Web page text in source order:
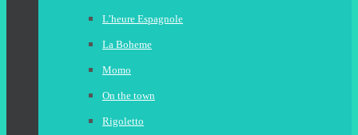
L’heure Espagnole
La Boheme
Momo
On the town
Rigoletto